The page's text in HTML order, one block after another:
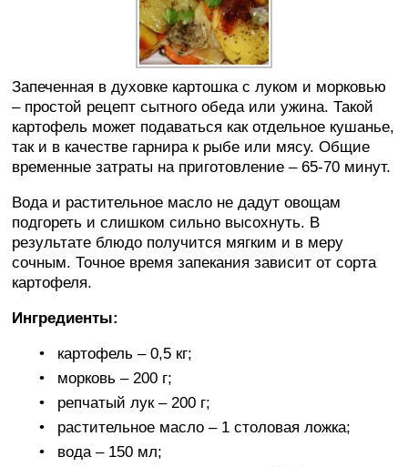
Запеченная в духовке картошка с луком и морковью
– простой рецепт сытного обеда или ужина. Такой
картофель может подаваться как отдельное кушанье,
так и в качестве гарнира к рыбе или мясу. Общие
временные затраты на приготовление – 65-70 минут.
Вода и растительное масло не дадут овощам
подгореть и слишком сильно высохнуть. В
результате блюдо получится мягким и в меру
сочным. Точное время запекания зависит от сорта
картофеля.
Ингредиенты:
картофель – 0,5 кг;
морковь – 200 г;
репчатый лук – 200 г;
растительное масло – 1 столовая ложка;
вода – 150 мл;